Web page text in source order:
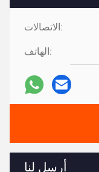
الاتصالات:
الهاتف:
أرسل لنا